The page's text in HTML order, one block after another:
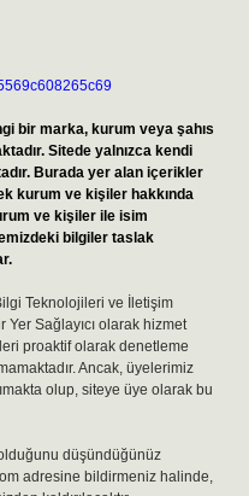
bir marka, kurum veya şahıs
Sitede yalnızca kendi
Burada yer alan içerikler
kurum ve kişiler hakkında
ve kişiler ile isim
bilgiler taslak
Teknolojileri ve İletişim
Yer Sağlayıcı olarak hizmet
proaktif olarak denetleme
Ancak, üyelerimiz
olup, siteye üye olarak bu
düşündüğünüz
adresine bildirmeniz halinde,